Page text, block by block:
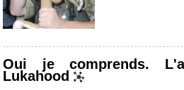
Oui je comprends.
Lukahood